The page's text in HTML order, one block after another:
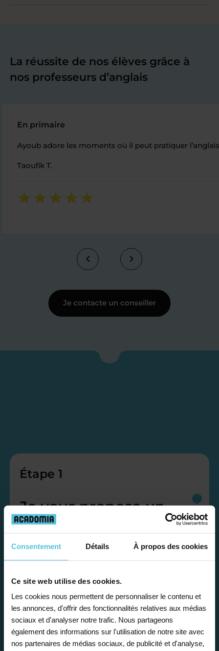
Consentement Détails À propos des cookies
Ce site web utilise des cookies.
Les cookies nous permettent de personnaliser le contenu et
les annonces, d'offrir des fonctionnalités relatives aux médias
sociaux et d'analyser notre trafic. Nous partageons
également des informations sur l'utilisation de notre site avec
nos partenaires de médias sociaux, de publicité et d'analyse,
La réussite de nos élèves grâce à
nos professeurs d’anglais
En primaire
Ayoub adore les moments où il peut pratiquer
Taoufik T.
Je contacte un conseiller
Étape 1
Je vous propose un
bilan personnalisé
la situation scolaire de votre enfant, ses
besoins et vous préconiser la solution la
plus adaptée.
Étape 2